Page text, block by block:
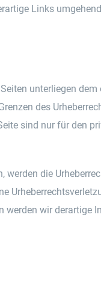
Links
unterliegen
des
sind nur für den
die
werden wir derartige